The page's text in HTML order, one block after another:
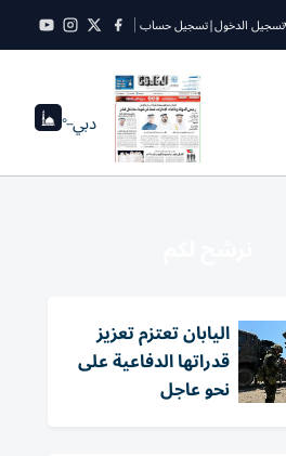
تسجيل الدخول|تسجيل حساب
دبي--°
اليابان تعتزم تعزيز
قدراتها الدفاعية على
نحو عاجل